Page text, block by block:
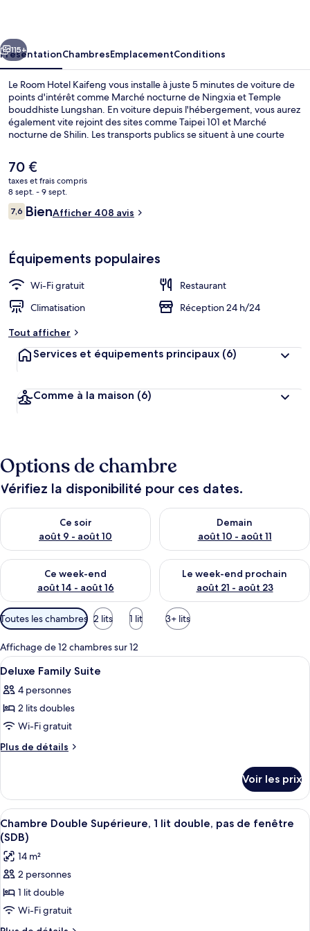
Suivant
115+
PrésentationChambresEmplacementConditions
Le Room Hotel Kaifeng vous installe à juste 5 minutes de voiture de
points d'intérêt comme Marché nocturne de Ningxia et Temple
bouddhiste Lungshan. En voiture depuis l'hébergement, vous aurez
également vite rejoint des sites comme Taipei 101 et Marché
nocturne de Shilin. Les transports publics se situent à une courte
métro de Taipei, à 6 min.
Le
prix
actuel
est
de
70 €
taxes et frais compris
8 sept. - 9 sept.
Avis
voyageurs
7,67,6 sur 10
BienAfficher 408 avis
Équipements populaires
Wi-Fi gratuit
Restaurant
Climatisation
Réception 24 h/24
Tout afficher
Services et équipements principaux (6)
Comme à la maison (6)
Options de chambre
Vérifiez la disponibilité pour ces dates.
Ce soir
août 9 - août 10
Vérifier la disponibilité pour ce soir août 9 - août 10
Demain
août 10 - août 11
Vérifier la disponibilité pour
Ce week-end
août 14 - août 16
Vérifier la disponibilité pour ce week-end août 14 - août 16
Le week-end prochain
août 21 - août 23
Vérifier la disponibilité pour
Filtres
disponibles
pour
les
chambres
Toutes les chambres 2 lits 1 lit 3+ lits
Affichage de 12 chambres sur 12
Afficher
toutes
les
photos
pour
ce
chambre :
Deluxe
Family
Suite
Couette en duvet d'oie, rideaux
9
Deluxe Family Suite
4 personnes
2 lits doubles
Wi-Fi gratuit
Plus de détails
Plus
le
type
de
chambre
Deluxe
Family
Suite
Voir les prix
Afficher
toutes
les
photos
pour
ce
type
de
Une chambre d’hôtel dotée d’un
10
Chambre Double Supérieure, 1 lit double, pas de fenêtre
(SDB)
14 m²
2 personnes
1 lit double
Wi-Fi gratuit